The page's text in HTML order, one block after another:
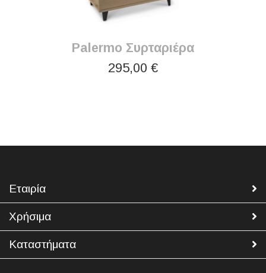
Palermo Συρταριέρα
295,00 €
Εταιρία
Χρήσιμα
Καταστήματα